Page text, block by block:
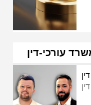
עורכי-דין